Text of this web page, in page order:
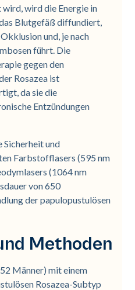
wird die Energie in
Blutgefäß diffundiert,
und, je nach
führt. Die
gegen den
Rosazea ist
da sie die
Entzündungen
Sicherheit und
Farbstofflasers (595 nm
(1064 nm
von 650
der papulopustulösen
Methoden
Männer) mit einem
Rosazea-Subtyp